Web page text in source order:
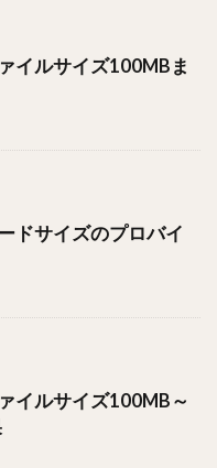
イルサイズ100MBま
ドサイズのプロバイ
イルサイズ100MB～